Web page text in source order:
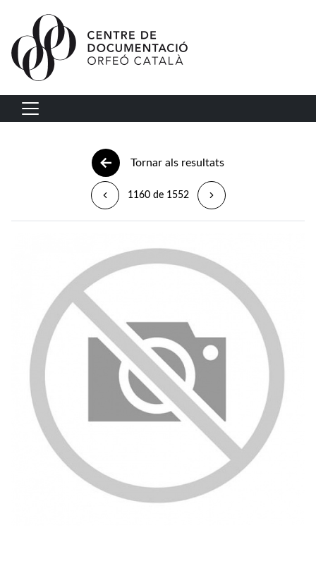
Vés al contingut
Navegació principal
Tornar als resultats
1160 de 1552